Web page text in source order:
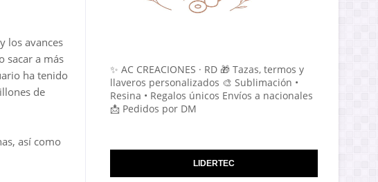
los avances
sacar a más
ha tenido
de
así como
✨ AC CREACIONES · RD 🎁 Tazas, termos y
llaveros personalizados 🎨 Sublimación •
Resina • Regalos únicos Envíos a nacionales
📩 Pedidos por DM
LIDERTEC